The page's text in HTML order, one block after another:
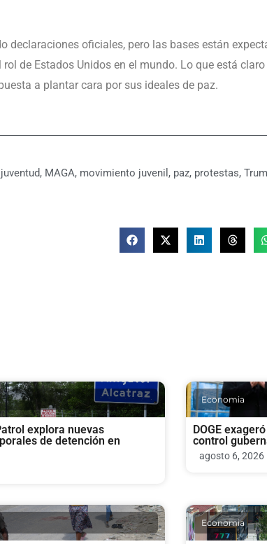
declaraciones oficiales, pero las bases están
de Estados Unidos en el mundo. Lo que está claro
a plantar cara por sus ideales de paz.
juventud, MAGA, movimiento juvenil , paz, protestas,
explora nuevas
de detención en
Economia
DOGE
control
agosto 6, 2026
Economia